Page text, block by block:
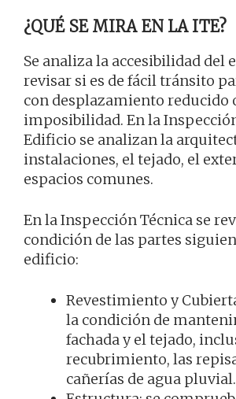
¿QUÉ SE MIRA EN LA ITE?
Se analiza la accesibilidad del
revisar si es de fácil tránsito
con desplazamiento reducido
imposibilidad. En la
Edificio se analizan la
instalaciones, el tejado, el
espacios comunes.
En la Inspección Técnica se
condición de las partes
edificio:
Revestimiento y
la condición de
fachada y el tejado,
recubrimiento, las
cañerías de agua pluvial.